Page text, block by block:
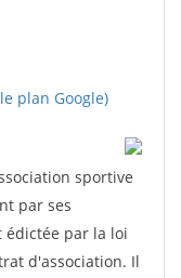
plan Google)
sportive
par ses
édictée par la loi
d'association. Il